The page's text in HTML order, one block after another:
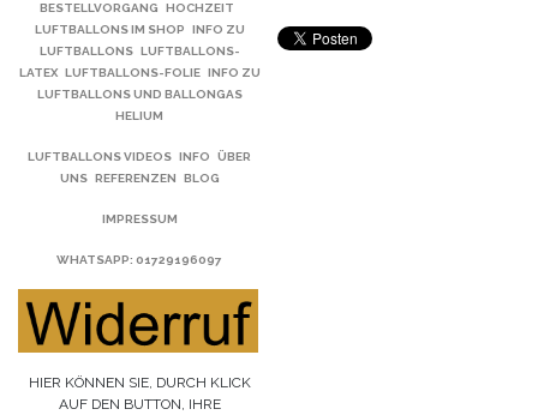
BESTELLVORGANG
HOCHZEIT
LUFTBALLONS IM SHOP
INFO ZU
LUFTBALLONS
LUFTBALLONS-
LATEX
LUFTBALLONS-FOLIE
INFO ZU
LUFTBALLONS UND BALLONGAS
HELIUM
LUFTBALLONS VIDEOS INFO
ÜBER
UNS
REFERENZEN BLOG
IMPRESSUM
WHATSAPP: 01729196097
HIER KÖNNEN SIE, DURCH KLICK
AUF DEN BUTTON, IHRE